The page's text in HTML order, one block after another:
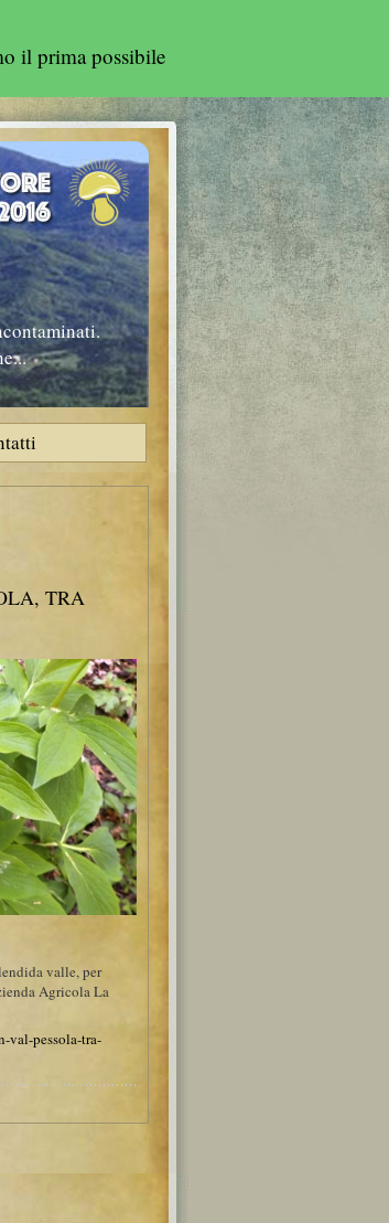
il prima possibile
TRA
valle, per
Agricola La
val-pessola-tra-